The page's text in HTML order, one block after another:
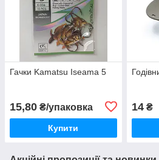
Гачки Kamatsu Iseama 5
15,80 ₴/упаковка
Купити
14₴